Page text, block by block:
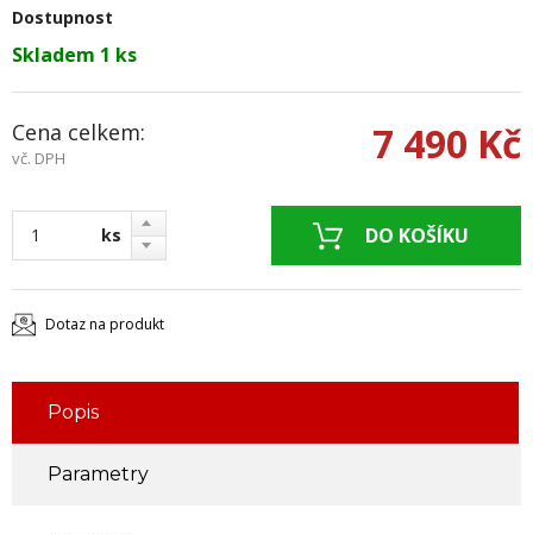
Dostupnost
Skladem 1 ks
Cena celkem:
vč. DPH 7 490 Kč
ks
Dotaz na produkt
Popis
Parametry